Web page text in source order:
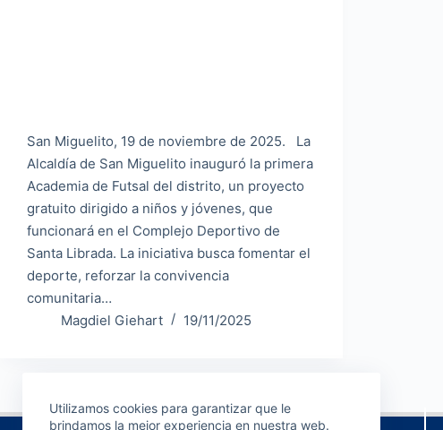
Utilizamos cookies para garantizar que le
brindamos la mejor experiencia en nuestra web.
San Miguelito, 19 de noviembre de 2025. La
Alcaldía de San Miguelito inauguró la primera
Academia de Futsal del distrito, un proyecto
gratuito dirigido a niños y jóvenes, que
funcionará en el Complejo Deportivo de
Santa Librada. La iniciativa busca fomentar el
deporte, reforzar la convivencia
comunitaria…
Magdiel Giehart
19/11/2025